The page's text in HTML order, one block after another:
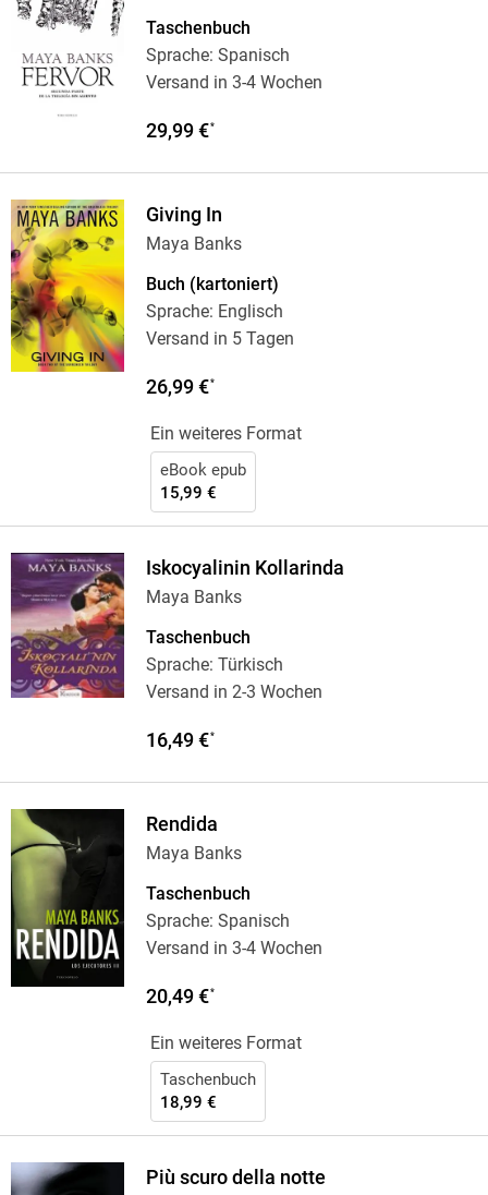
Taschenbuch
Sprache: Spanisch
Versand in 3-4 Wochen
29,99 €*
Giving In
Maya Banks
Buch (kartoniert)
Sprache: Englisch
Versand in 5 Tagen
26,99 €*
Ein weiteres Format
eBook epub
15,99 €
Iskocyalinin Kollarinda
Maya Banks
Taschenbuch
Sprache: Türkisch
Versand in 2-3 Wochen
16,49 €*
Rendida
Maya Banks
Taschenbuch
Sprache: Spanisch
Versand in 3-4 Wochen
20,49 €*
Ein weiteres Format
Taschenbuch
18,99 €
Più scuro della notte